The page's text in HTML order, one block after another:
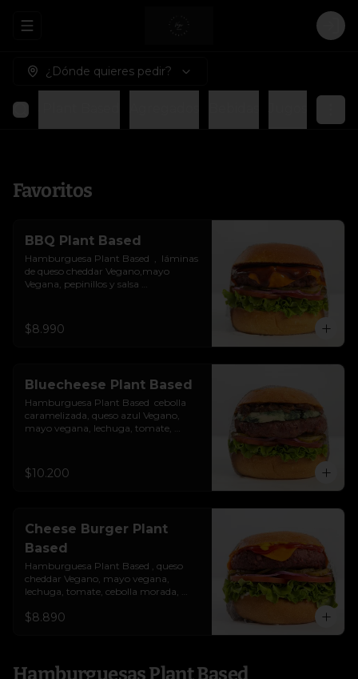
Abrir menu de navegación
¿Dónde quieres pedir?
Plant Based
Favoritos
BBQ Plant Based
Hamburguesa Plant Based  ,  láminas
de queso cheddar Vegano,mayo
Vegana, pepinillos y salsa
libre de Gluten)
$8.990
Bluecheese Plant Based
Hamburguesa Plant Based  cebolla
caramelizada, queso azul Vegano,
mayo vegana, lechuga, tomate,
ligeramente tostado.(No es libre de
Gluten)
$10.200
Cheese Burger Plant
Based
Hamburguesa Plant Based , queso
cheddar Vegano, mayo vegana,
lechuga, tomate, cebolla morada,
Colocados sobre un pan vegano suave
$8.890
Hamburguesas Plant Based